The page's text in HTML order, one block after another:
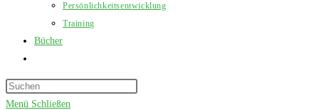
Persönlichkeitsentwicklung
Training
Bücher
umschalten
Menü Schließen